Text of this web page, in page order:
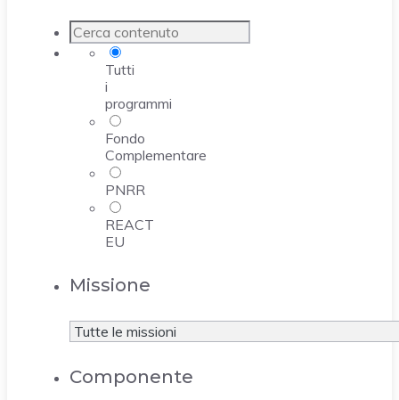
Tutti
i
programmi
Fondo
Complementare
PNRR
REACT
EU
Missione
Componente